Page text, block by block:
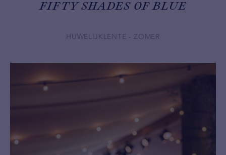
FIFTY SHADES OF BLUE
HUWELIJK LENTE - ZOMER